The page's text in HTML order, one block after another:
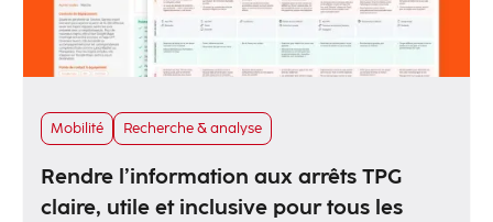
Mobilité Recherche & analyse
Rendre l’information aux arrêts TPG
claire, utile et inclusive pour tous les